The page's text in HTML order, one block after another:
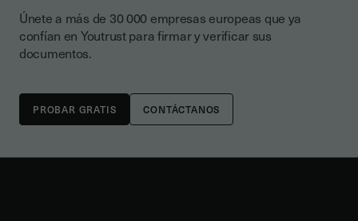
Únete a más de 30 000 empresas europeas que ya
confían en Youtrust para firmar y verificar sus
documentos.
CONTÁCTANOS